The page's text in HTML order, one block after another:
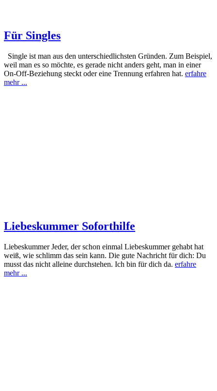
Für Singles
Single ist man aus den unterschiedlichsten Gründen. Zum Beispiel,
weil man es so möchte, es gerade nicht anders geht, man in einer
On-Off-Beziehung steckt oder eine Trennung erfahren hat. erfahre
mehr ...
Liebeskummer Soforthilfe
Liebeskummer Jeder, der schon einmal Liebeskummer gehabt hat
weiß, wie schlimm das sein kann. Die gute Nachricht für dich: Du
musst das nicht alleine durchstehen. Ich bin für dich da. erfahre
mehr ...